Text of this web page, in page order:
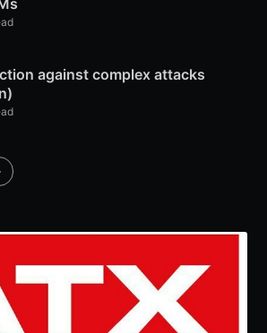
against complex attacks